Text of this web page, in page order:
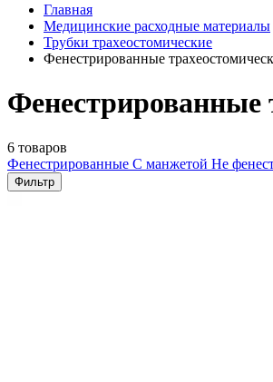
Главная
Медицинские расходные материалы
Трубки трахеостомические
Фенестрированные
Фенестрированные
6 товаров
Фенестрированные С манжетой Не
Фильтр